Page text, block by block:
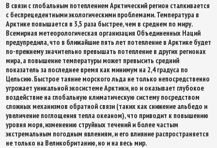
В связи с глобальным потеплением Арктический регион сталкивается
с беспрецедентными экологическими проблемами. Температура в
Арктике повышается в 3,5 раза быстрее, чем в среднем по миру.
Всемирная метеорологическая организация Объединенных Наций
предупредила, что в ближайшие пять лет потепление в Арктике будет
по-прежнему значительно превышать потепление в других регионах
мира, а повышение температуры может превысить средний
показатель за последнее время как минимум на 2,4 градуса по
Цельсию. Быстрое таяние морского льда не только непосредственно
угрожает уникальной экосистеме Арктики, но и оказывает глубокое
воздействие на глобальную климатическую систему посредством
сложных механизмов обратной связи (таких как снижение альбедо и
увеличение поглощения тепла океаном), что приводит к повышению
уровня моря, изменению струйных течений и более частым
экстремальным погодным явлениям, и его влияние распространяется
не только на Великобританию, но и на весь мир.